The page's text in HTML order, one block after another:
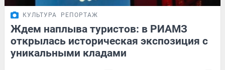
КУЛЬТУРА РЕПОРТАЖ
Ждем наплыва туристов: в РИАМЗ
открылась историческая экспозиция с
уникальными кладами